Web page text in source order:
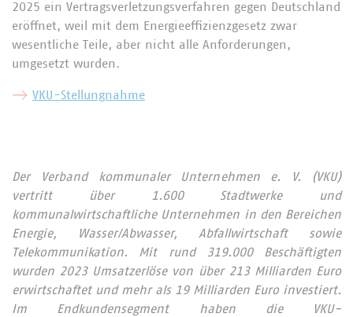
2025 ein Vertragsverletzungsverfahren gegen Deutschland
eröffnet, weil mit dem Energieeffizienzgesetz zwar
wesentliche Teile, aber nicht alle Anforderungen,
umgesetzt wurden.
VKU-Stellungnahme
Der Verband kommunaler Unternehmen e. V. (VKU)
vertritt über 1.600 Stadtwerke und
kommunalwirtschaftliche Unternehmen in den Bereichen
Energie, Wasser/Abwasser, Abfallwirtschaft sowie
Telekommunikation. Mit rund 319.000 Beschäftigten
wurden 2023 Umsatzerlöse von über 213 Milliarden Euro
erwirtschaftet und mehr als 19 Milliarden Euro investiert.
Im Endkundensegment haben die VKU-